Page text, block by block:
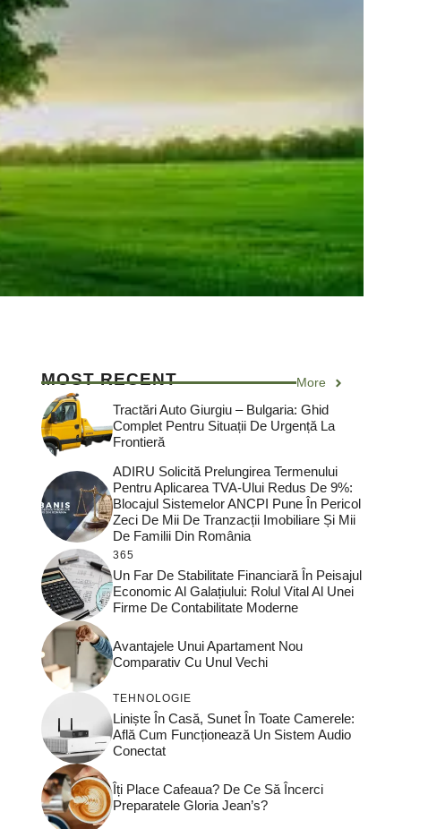
MOST RECENT More
Tractări Auto Giurgiu – Bulgaria: Ghid
Complet Pentru Situații De Urgență La
Frontieră
ADIRU Solicită Prelungirea Termenului
Pentru Aplicarea TVA-Ului Redus De 9%:
Blocajul Sistemelor ANCPI Pune În Pericol
Zeci De Mii De Tranzacții Imobiliare Și Mii
De Familii Din România
365
Un Far De Stabilitate Financiară În Peisajul
Economic Al Galațiului: Rolul Vital Al Unei
Firme De Contabilitate Moderne
Avantajele Unui Apartament Nou
Comparativ Cu Unul Vechi
TEHNOLOGIE
Liniște În Casă, Sunet În Toate Camerele:
Află Cum Funcționează Un Sistem Audio
Conectat
Îți Place Cafeaua? De Ce Să Încerci
Preparatele Gloria Jean’s?